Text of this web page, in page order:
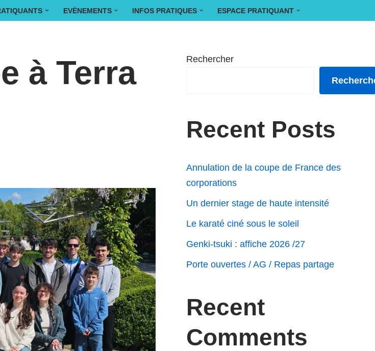
EVÈNEMENTS INFOS PRATIQUES ESPACE PRATIQUANT
à Terra
Rechercher
Recent Posts
Annulation de la coupe de France des
corporations
Un dernier stage de haute intensité
Le karaté ciné sous le soleil
Genki-tsuki : affiche 2026 /27
Porte ouvertes / AG / Repas partage
Recent
Comments